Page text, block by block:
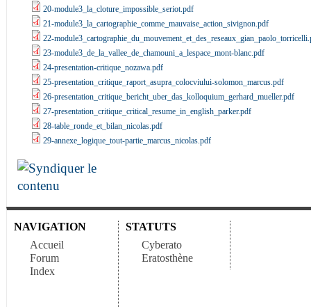
20-module3_la_cloture_impossible_seriot.pdf
21-module3_la_cartographie_comme_mauvaise_action_sivignon.pdf
22-
23-module3_de_la_vallee_de_chamouni_a_lespace_mont-blanc.pdf
24-presentation-critique_nozawa.pdf
25-presentation_critique_raport_asupra_colocviului-solomon_marcus.pdf
26-presentation_critique_bericht_uber_das_kolloquium_gerhard_mueller.pdf
27-presentation_critique_critical_resume_in_english_parker.pdf
28-table_ronde_et_bilan_nicolas.pdf
29-annexe_logique_tout-partie_marcus_nicolas.pdf
NAVIGATION
Accueil
Forum
Index
STATUTS
Cyberato
Eratosthène